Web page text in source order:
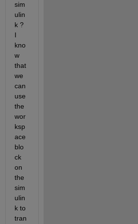
sim
ulin
k ?
I
kno
w
that
we
can
use
the
wor
ksp
ace
blo
ck
on
the
sim
ulin
k to
tran